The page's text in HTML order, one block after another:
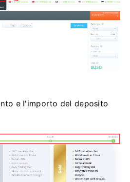
e l'importo del deposito